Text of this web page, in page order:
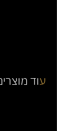
עוד